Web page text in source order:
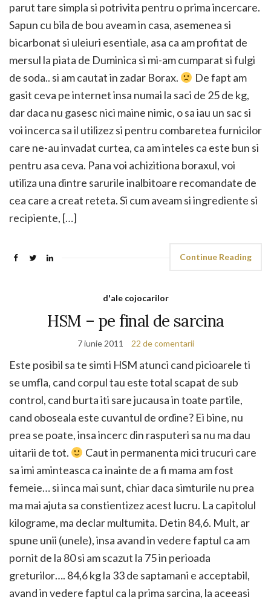
parut tare simpla si potrivita pentru o prima incercare.
Sapun cu bila de bou aveam in casa, asemenea si
bicarbonat si uleiuri esentiale, asa ca am profitat de
mersul la piata de Duminica si mi-am cumparat si fulgi
de soda.. si am cautat in zadar Borax.
De fapt am
gasit ceva pe internet insa numai la saci de 25 de kg,
dar daca nu gasesc nici maine nimic, o sa iau un sac si
voi incerca sa il utilizez si pentru combaretea furnicilor
care ne-au invadat curtea, ca am inteles ca este bun si
pentru asa ceva. Pana voi achizitiona boraxul, voi
utiliza una dintre sarurile inalbitoare recomandate de
cea care a creat reteta. Si cum aveam si ingrediente si
recipiente, […]
Continue Reading
d'ale cojocarilor
HSM – pe final de sarcina
7 iunie 2011 22 de comentarii
Este posibil sa te simti HSM atunci cand picioarele ti
se umfla, cand corpul tau este total scapat de sub
control, cand burta iti sare jucausa in toate partile,
cand oboseala este cuvantul de ordine? Ei bine, nu
prea se poate, insa incerc din rasputeri sa nu ma dau
uitarii de tot.
Caut in permanenta mici trucuri care
sa imi aminteasca ca inainte de a fi mama am fost
femeie… si inca mai sunt, chiar daca simturile nu prea
ma mai ajuta sa constientizez acest lucru. La capitolul
kilograme, ma declar multumita. Detin 84,6. Mult, ar
spune unii (unele), insa avand in vedere faptul ca am
pornit de la 80 si am scazut la 75 in perioada
greturilor…. 84,6 kg la 33 de saptamani e acceptabil,
avand in vedere faptul ca la prima sarcina, la aceeasi